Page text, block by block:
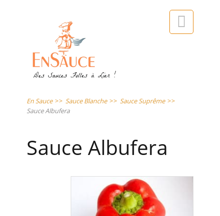

En Sauce >> Sauce Blanche >> Sauce Suprême >>
Sauce Albufera
Sauce Albufera